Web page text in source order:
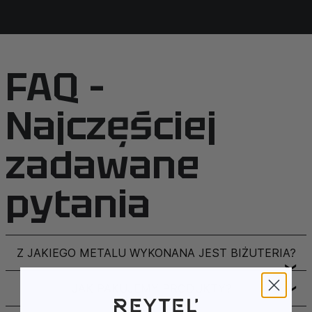
Pamiętaj również, że sztywne bransoletki możesz
samodzielnie trochę ścisnąć lub rozciągnąć, aby
dopasować je do swojego nadgarstka.
FAQ –
Najczęściej
zadawane
pytania
Z JAKIEGO METALU WYKONANA JEST BIŻUTERIA?
❯
❯